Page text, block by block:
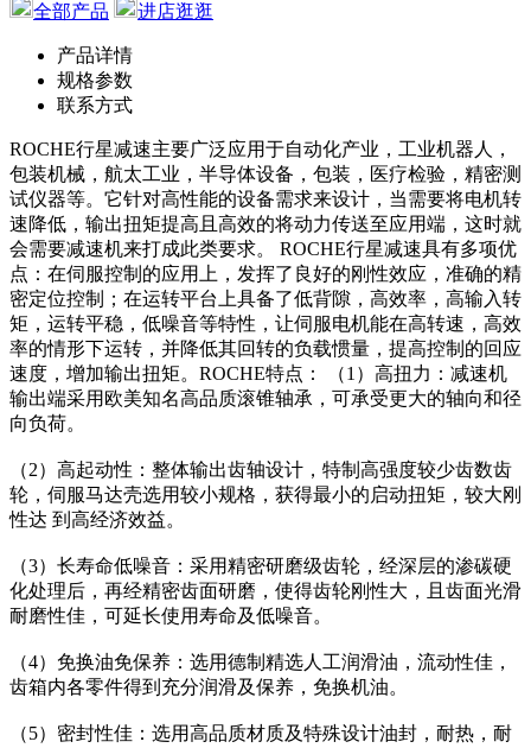
全部产品 进店逛逛
产品详情
规格参数
联系方式
ROCHE行星减速主要广泛应用于自动化产业，工业机器人，
包装机械，航太工业，半导体设备，包装，医疗检验，精密测
试仪器等。它针对高性能的设备需求来设计，当需要将电机转
速降低，输出扭矩提高且高效的将动力传送至应用端，这时就
会需要减速机来打成此类要求。 ROCHE行星减速具有多项优
点：在伺服控制的应用上，发挥了良好的刚性效应，准确的精
密定位控制；在运转平台上具备了低背隙，高效率，高输入转
矩，运转平稳，低噪音等特性，让伺服电机能在高转速，高效
率的情形下运转，并降低其回转的负载惯量，提高控制的回应
速度，增加输出扭矩。ROCHE特点： （1）高扭力：减速机
输出端采用欧美知名高品质滚锥轴承，可承受更大的轴向和径
向负荷。
（2）高起动性：整体输出齿轴设计，特制高强度较少齿数齿
轮，伺服马达壳选用较小规格，获得最小的启动扭矩，较大刚
性达 到高经济效益。
（3）长寿命低噪音：采用精密研磨级齿轮，经深层的渗碳硬
化处理后，再经精密齿面研磨，使得齿轮刚性大，且齿面光滑
耐磨性佳，可延长使用寿命及低噪音。
（4）免换油免保养：选用德制精选人工润滑油，流动性佳，
齿箱内各零件得到充分润滑及保养，免换机油。
（5）密封性佳：选用高品质材质及特殊设计油封，耐热，耐